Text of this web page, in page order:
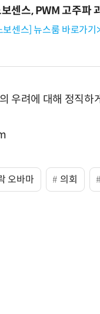
센스, PWM 고주파
보센스] 뉴스룸 바로가기
우려에 대해 정직
오바마 의회